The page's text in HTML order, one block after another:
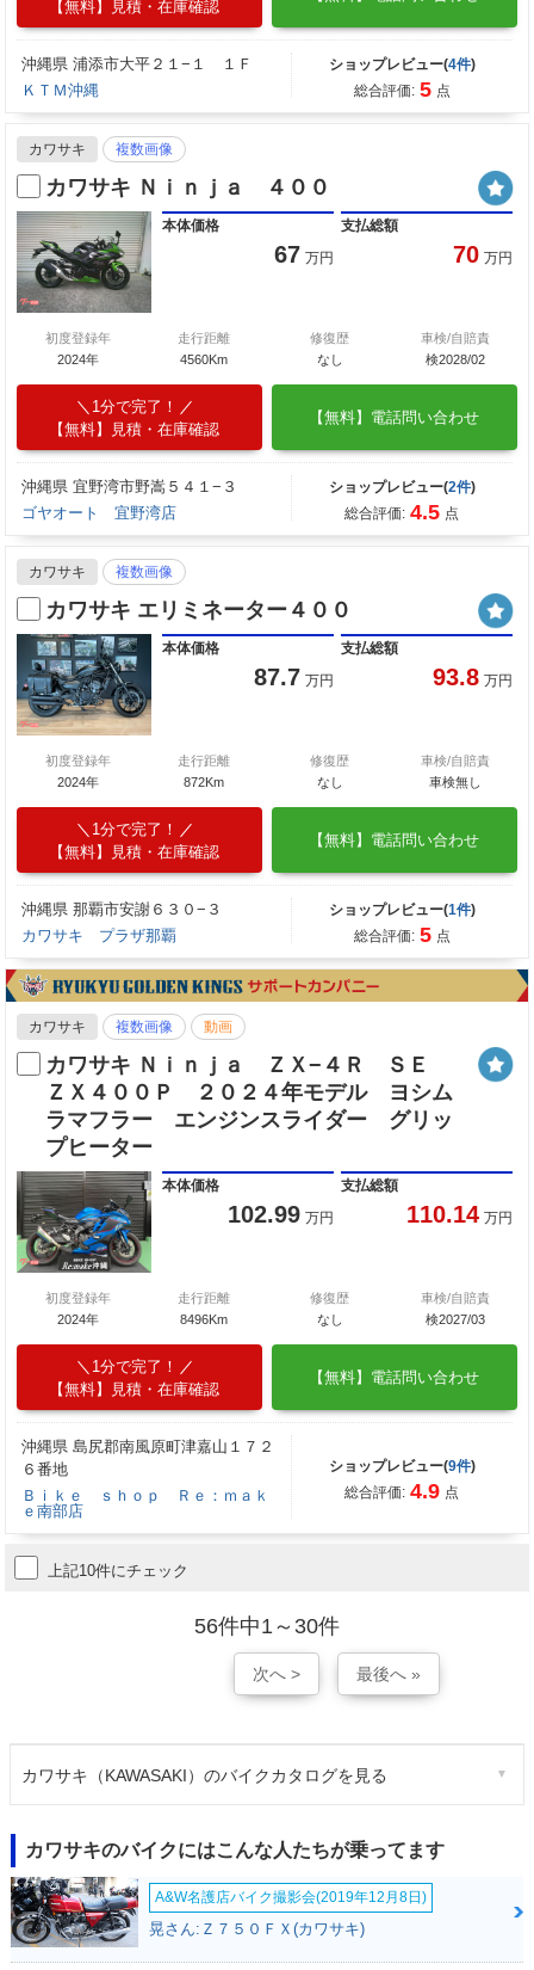
【無料】見積・在庫確認
沖縄県 浦添市大平２１−１ １Ｆ
ＫＴＭ沖縄
ショップレビュー(4件)
総合評価: 5 点
カワサキ 複数画像
カワサキ Ｎｉｎｊａ ４００
本体価格
67 万円
支払総額
70 万円
初度登録年
2024年
走行距離
4560Km
修復歴
なし
車検/自賠責
検2028/02
1分で完了！
【無料】見積・在庫確認
【無料】電話問い合わせ
沖縄県 宜野湾市野嵩５４１−３
ゴヤオート 宜野湾店
ショップレビュー(2件)
総合評価: 4.5 点
カワサキ 複数画像
カワサキ エリミネーター４００
本体価格
87.7 万円
支払総額
93.8 万円
初度登録年
2024年
走行距離
872Km
修復歴
なし
車検/自賠責
車検無し
1分で完了！
【無料】見積・在庫確認
【無料】電話問い合わせ
沖縄県 那覇市安謝６３０−３
カワサキ プラザ那覇
ショップレビュー(1件)
総合評価: 5 点
カワサキ 複数画像 動画
カワサキ Ｎｉｎｊａ ＺＸ−４Ｒ ＳＥ
ＺＸ４００Ｐ ２０２４年モデル ヨシム
ラマフラー エンジンスライダー グリッ
プヒーター
本体価格
102.99 万円
支払総額
110.14 万円
初度登録年
2024年
走行距離
8496Km
修復歴
なし
車検/自賠責
検2027/03
1分で完了！
【無料】見積・在庫確認
【無料】電話問い合わせ
沖縄県 島尻郡南風原町津嘉山１７２
６番地
Ｂｉｋｅ ｓｈｏｐ Ｒｅ：ｍａｋ
ｅ南部店
ショップレビュー(9件)
総合評価: 4.9 点
上記10件にチェック
56件中1～30件
次へ > 最後へ »
カワサキ（KAWASAKI）のバイクカタログを見る
カワサキのバイクにはこんな人たちが乗ってます
A&W名護店バイク撮影会(2019年12月8日)
晃さん:Ｚ７５０ＦＸ(カワサキ)